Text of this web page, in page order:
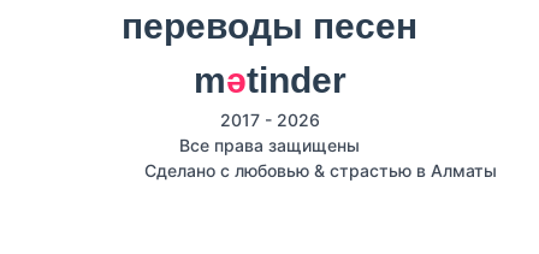
mәtinder
2017 - 2026
Все права защищены
Сделано с любовью & страстью в Алматы